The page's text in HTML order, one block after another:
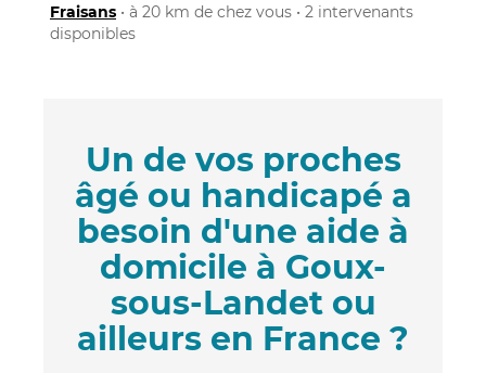
Fraisans • à 20 km de chez vous • 2 intervenants
disponibles
Un de vos proches
âgé ou handicapé a
besoin d'une aide à
domicile à Goux-
sous-Landet ou
ailleurs en France ?